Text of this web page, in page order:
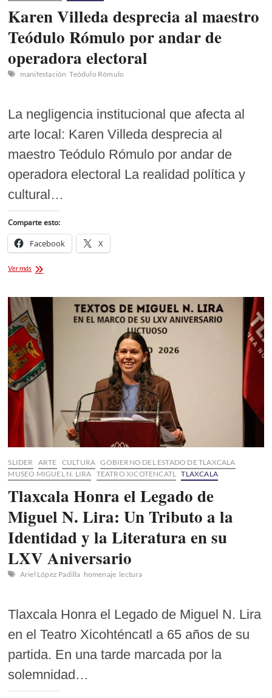
Karen Villeda desprecia al maestro
Teódulo Rómulo por andar de
operadora electoral
manifestación Teódulo Rómulo
La negligencia institucional que afecta al
arte local: Karen Villeda desprecia al
maestro Teódulo Rómulo por andar de
operadora electoral La realidad política y
cultural…
Comparte esto:
Facebook X
Ver másKaren
al
maestro
Teódulo
Rómulo
por
andar
de
operadora
electoral
SLIDER ARTE CULTURA GOBIERNO DEL ESTADO DE TLAXCALA
MUSEO MIGUEL N. LIRA TEATRO XICOTENCATL TLAXCALA
Tlaxcala Honra el Legado de
Miguel N. Lira: Un Tributo a la
Identidad y la Literatura en su
LXV Aniversario
Ariel López Padilla homenaje lectura
Tlaxcala Honra el Legado de Miguel N. Lira
en el Teatro Xicohténcatl a 65 años de su
partida. En una tarde marcada por la
solemnidad…